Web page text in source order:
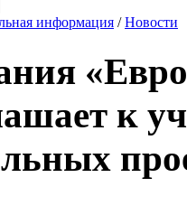
информация /Новости
к